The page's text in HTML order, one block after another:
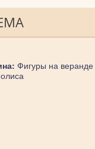
Фигуры на веранде